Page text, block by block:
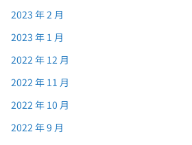
2023 年 2 月
2023 年 1 月
2022 年 12 月
2022 年 11 月
2022 年 10 月
2022 年 9 月